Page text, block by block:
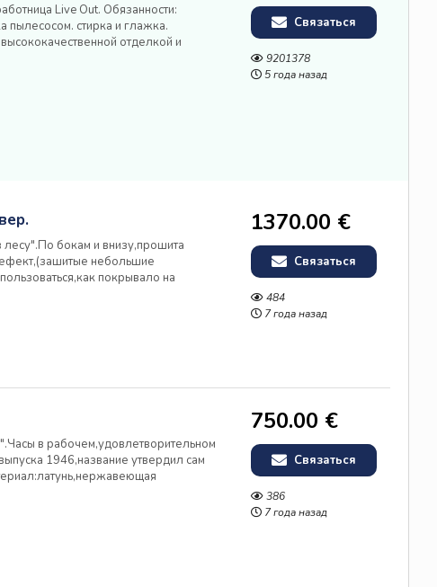
Live Out. Обязанности:
пылесосом. стирка и глажка.
отделкой и
за уборку в доме для персонала
Условия: Заработная плата...
Связаться
9201378
5 года назад
бокам и внизу,прошита
небольшие
покрывало на
и т.д.Вес-800грамм,материал-
почту России,оплата через
1370.00 €
Связаться
484
7 года назад
в рабочем,удовлетворительном
1946,название утвердил сам
через Почту России-оплачивает
сбербанка!Товар для
750.00 €
Связаться
386
7 года назад